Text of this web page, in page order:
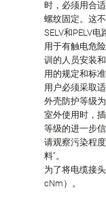
时，必须用合
螺纹固定。这不
SELV和PELV电
用于有触电危
训的人员安装
用的规定和标准
用户必须采取
外壳防护等级
室外使用时，
等级的进一步
请观察污染程
料"。
为了将电缆接
cNm）。